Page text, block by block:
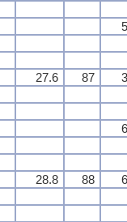
27.6 87
28.8 88
27.6 87
28.8 88
27.6 87
28.8 88
27.6 87
28.8 88